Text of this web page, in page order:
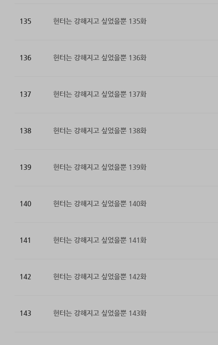
135 헌터는 강해지고 싶었을뿐 135화
136 헌터는 강해지고 싶었을뿐 136화
137 헌터는 강해지고 싶었을뿐 137화
138 헌터는 강해지고 싶었을뿐 138화
139 헌터는 강해지고 싶었을뿐 139화
140 헌터는 강해지고 싶었을뿐 140화
141 헌터는 강해지고 싶었을뿐 141화
142 헌터는 강해지고 싶었을뿐 142화
143 헌터는 강해지고 싶었을뿐 143화